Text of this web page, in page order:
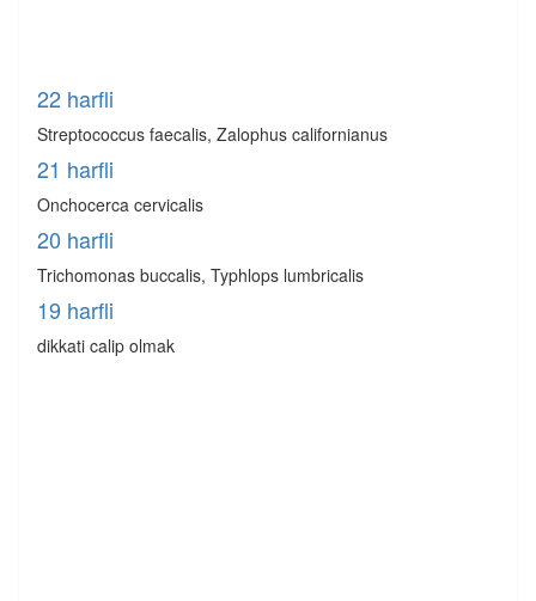
22 harfli
Streptococcus faecalis, Zalophus californianus
21 harfli
Onchocerca cervicalis
20 harfli
Trichomonas buccalis, Typhlops lumbricalis
19 harfli
dikkati calip olmak